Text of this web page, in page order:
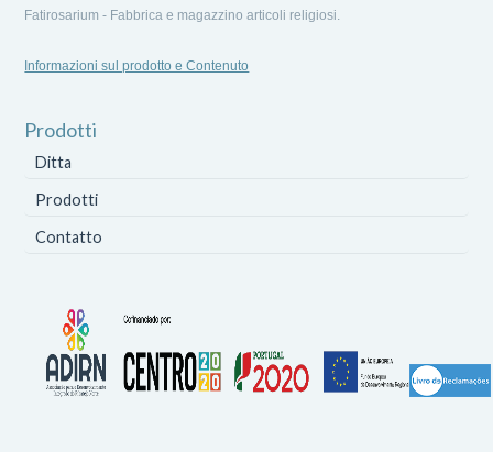
Fatirosarium - Fabbrica e magazzino articoli religiosi.
Informazioni sul prodotto e Contenuto
Prodotti
Ditta
Prodotti
Contatto